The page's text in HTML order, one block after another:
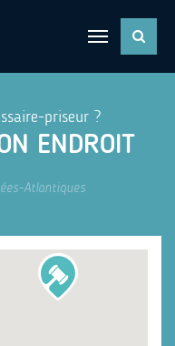
priseur ?
ENDROIT
Atlantiques